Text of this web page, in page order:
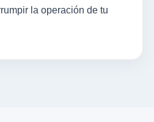
la operación de tu